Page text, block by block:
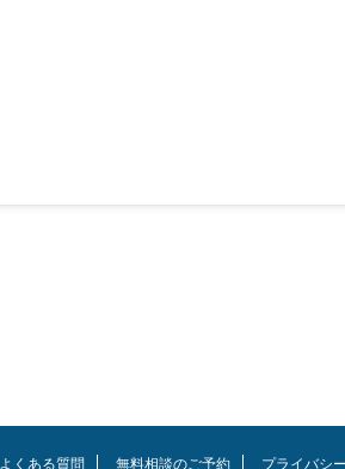
よくある質問 無料相談のご予約 プライバシ